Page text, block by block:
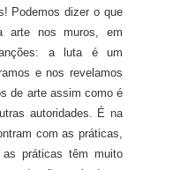
Podemos dizer o que
arte nos muros, em
a luta é um
e nos revelamos
de arte assim como é
autoridades. É na
com as práticas,
práticas têm muito